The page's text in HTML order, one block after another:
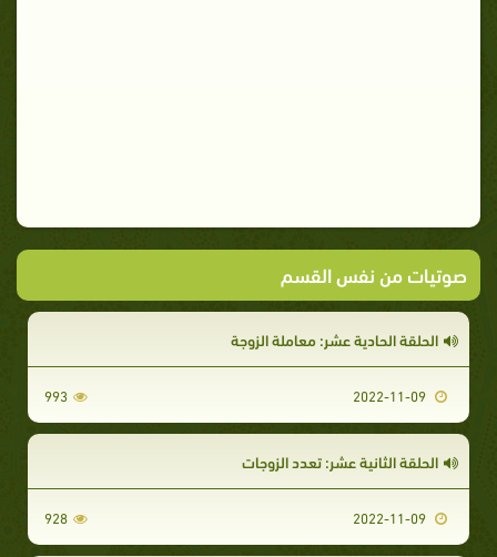
صوتيات من نفس القسم
الحلقة الحادية عشر: معاملة الزوجة
993
الحلقة الثانية عشر: تعدد الزوجات
928